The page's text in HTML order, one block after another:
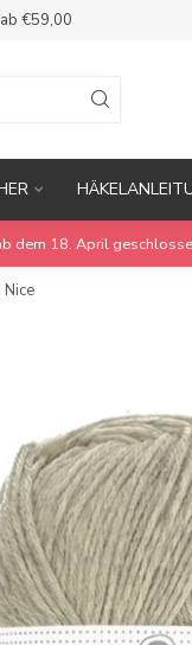
ab €59,00
dem 18. April